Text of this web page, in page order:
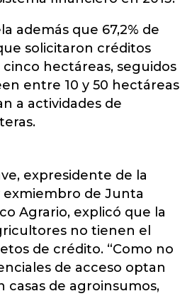
además que 67,2% de
solicitaron créditos
hectáreas, seguidos
entre 10 y 50 hectáreas
a actividades de
expresidente de la
exmiembro de Junta
Agrario, explicó que la
no tienen el
de crédito. “Como no
de acceso optan
casas de agroinsumos,